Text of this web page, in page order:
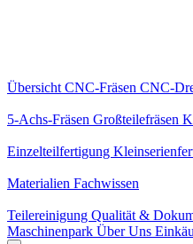
Übersicht CNC-Fräsen CNC-
5-Achs-Fräsen Großteilefräsen
Einzelteilfertigung
Materialien Fachwissen
Teilereinigung Qualität &
Maschinenpark Über Uns